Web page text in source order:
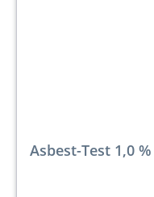
Asbest-Test 1,0 %